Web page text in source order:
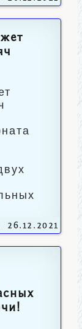
26.12.2021